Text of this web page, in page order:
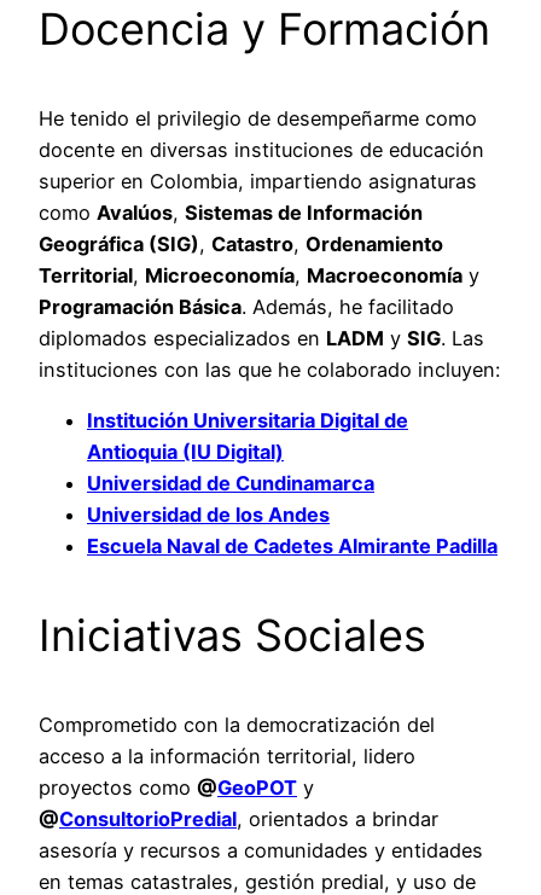
Docencia y Formación
He tenido el privilegio de desempeñarme como
docente en diversas instituciones de educación
superior en Colombia, impartiendo asignaturas
como Avalúos, Sistemas de Información
Geográfica (SIG), Catastro, Ordenamiento
Territorial, Microeconomía, Macroeconomía y
Programación Básica. Además, he facilitado
diplomados especializados en LADM y SIG. Las
instituciones con las que he colaborado incluyen:
Institución Universitaria Digital de
Antioquia (IU Digital)
Universidad de Cundinamarca
Universidad de los Andes
Escuela Naval de Cadetes Almirante Padilla
Iniciativas Sociales
Comprometido con la democratización del
acceso a la información territorial, lidero
proyectos como @GeoPOT y
@ConsultorioPredial, orientados a brindar
asesoría y recursos a comunidades y entidades
en temas catastrales, gestión predial, y uso de